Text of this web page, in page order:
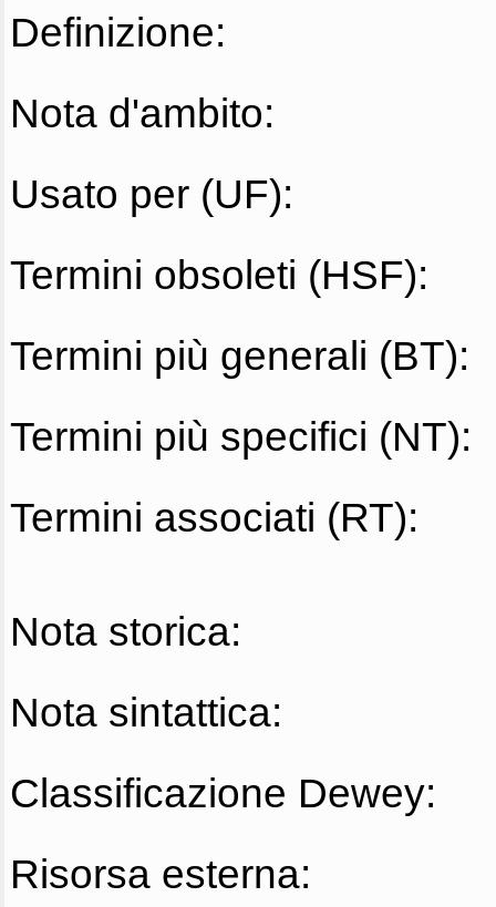
Definizione:
Nota d'ambito:
Usato per (UF):
Termini obsoleti (HSF):
Termini più generali (BT):
Termini più specifici (NT):
Termini associati (RT):
Nota storica:
Nota sintattica:
Classificazione Dewey:
Risorsa esterna: